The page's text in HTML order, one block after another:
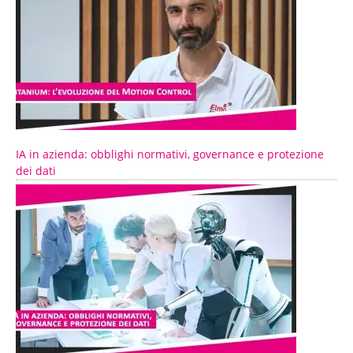
IA in azienda: obblighi normativi, governance e protezione
dei dati